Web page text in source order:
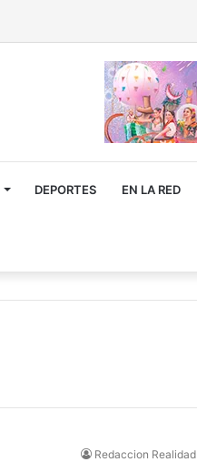
DEPORTES EN LA RED
Redaccion Realidad